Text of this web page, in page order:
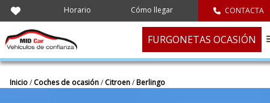
Horario Cómo llegar CONTACTA
FURGONETAS OCASIÓN
Inicio/ Coches de ocasión/ Citroen/Berlingo